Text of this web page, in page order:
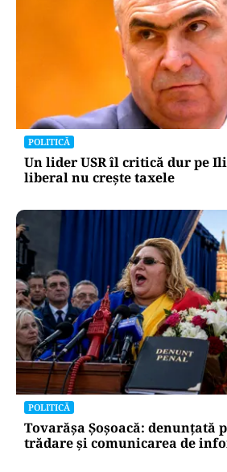
POLITICĂ
Un lider USR îl critică dur pe
liberal nu crește taxele
POLITICĂ
Tovarășa Șoșoacă: denunțată
trădare și comunicarea de